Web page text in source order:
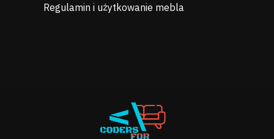
Regulamin i użytkowanie mebla